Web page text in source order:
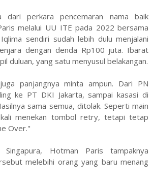
dari perkara pencemaran nama baik
melalui UU ITE pada 2022 bersama
sendiri sudah lebih dulu menjalani
dengan denda Rp100 juta. Ibarat
duluan, yang satu menyusul belakangan.
panjangnya minta ampun. Dari PN
ke PT DKI Jakarta, sampai kasasi di
sama semua, ditolak. Seperti main
menekan tombol retry, tetapi tetap
Over."
Hotman Paris tampaknya
melebihi orang yang baru menang